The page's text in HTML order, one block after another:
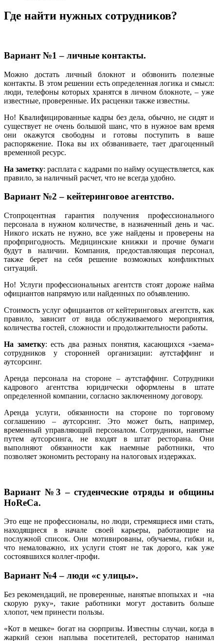
Где найти нужных сотрудников?
Вариант №1 – личные контакты.
Можно достать личный блокнот и обзвонить полезные
контакты. В этом решении есть определенная логика и смысл:
люди, телефоны которых хранятся в личном блокноте, – уже
известные, проверенные. Их расценки также известны.
Но! Квалифицированные кадры без дела, обычно, не сидят и
существует не очень большой шанс, что в нужное вам время
они окажутся свободны и готовы поступить в ваше
распоряжение. Пока вы их обзваниваете, тает драгоценный
временной ресурс.
На заметку: расплата с кадрами по найму осуществляется, как
правило, за наличный расчет, что не всегда удобно.
Вариант №2 – кейтеринговое агентство.
Стопроцентная гарантия получения профессионального
персонала в нужном количестве, в назначенный день и час.
Никого искать не нужно, все уже найдены и проверены на
профпригодность. Медицинские книжки и прочие бумаги
будут в наличии. Компания, предоставляющая персонал,
также берет на себя решение возможных конфликтных
ситуаций.
Но! Услуги профессиональных агентств стоят дороже найма
официантов напрямую или найденных по объявлению.
Стоимость услуг официантов от кейтеринговых агентств, как
правило, зависит от вида обслуживаемого мероприятия,
количества гостей, сложности и продолжительности работы.
На заметку: есть два разных понятия, касающихся «заема»
сотрудников у сторонней организации: аутстаффинг и
аутсорсинг.
Аренда персонала на стороне – аутстаффинг. Сотрудники
кадрового агентства юридически оформлены в штате
определенной компании, согласно заключенному договору.
Аренда услуги, обязанности на стороне по торговому
соглашению – аутсорсинг. Это может быть, например,
временный управляющий персоналом. Сотрудники, нанятые
путем аутсорсинга, не входят в штат ресторана. Они
выполняют обязанности как наемные работники, что
позволяет экономить ресторану на налоговых издержках.
Вариант №3 – студенческие отряды и общины
HoReCa.
Это еще не профессионалы, но люди, стремящиеся ими стать,
находящиеся в начале своей карьеры, работающие на
послужной список. Они мотивированы, обучаемы, гибки и,
что немаловажно, их услуги стоят не так дорого, как уже
состоявшихся коллег-профи.
Вариант №4 – люди «с улицы».
Без рекомендаций, не проверенные, нанятые впопыхах и «на
скорую руку», такие работники могут доставить больше
хлопот, чем принести пользы.
«Кот в мешке» богат на сюрпризы. Известны случаи, когда в
жаркий сезон наплыва посетителей, ресторатор нанимал